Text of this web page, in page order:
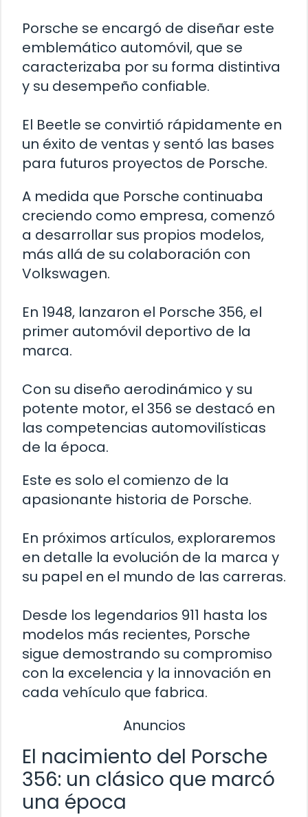
Porsche se encargó de diseñar este
emblemático automóvil, que se
caracterizaba por su forma distintiva
y su desempeño confiable.
El Beetle se convirtió rápidamente en
un éxito de ventas y sentó las bases
para futuros proyectos de Porsche.
A medida que Porsche continuaba
creciendo como empresa, comenzó
a desarrollar sus propios modelos,
más allá de su colaboración con
Volkswagen.
En 1948, lanzaron el Porsche 356, el
primer automóvil deportivo de la
marca.
Con su diseño aerodinámico y su
potente motor, el 356 se destacó en
las competencias automovilísticas
de la época.
Este es solo el comienzo de la
apasionante historia de Porsche.
En próximos artículos, exploraremos
en detalle la evolución de la marca y
su papel en el mundo de las carreras.
Desde los legendarios 911 hasta los
modelos más recientes, Porsche
sigue demostrando su compromiso
con la excelencia y la innovación en
cada vehículo que fabrica.
Anuncios
El nacimiento del Porsche
356: un clásico que marcó
una época